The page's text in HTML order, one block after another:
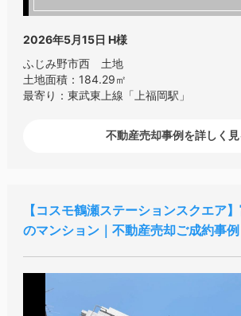
2026年5月15日 H様
ふじみ野市西 土地
土地面積：184.29㎡
最寄り：東武東上線「上福岡駅」
不動産売却事例を詳しく見
コスモ鶴瀬ステーションスクエア
のマンション｜不動産売却ご成約事例